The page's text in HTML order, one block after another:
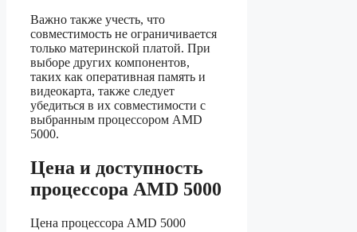
Важно также учесть, что
совместимость не ограничивается
только материнской платой. При
выборе других компонентов,
таких как оперативная память и
видеокарта, также следует
убедиться в их совместимости с
выбранным процессором AMD
5000.
Цена и доступность
процессора AMD 5000
Цена процессора AMD 5000